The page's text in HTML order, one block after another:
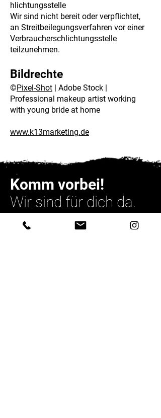
hlichtungsstelle
Wir sind nicht bereit oder verpflichtet,
an Streitbeilegungsverfahren vor einer
Verbraucherschlichtungsstelle
teilzunehmen.
Bildrechte
©Pixel-Shot | Adobe Stock |
Professional makeup artist working
with young bride at home
www.k13marketing.de
Komm vorbei!
Wir sind für dich da.